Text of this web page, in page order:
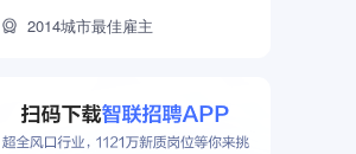
2014城市最佳雇主